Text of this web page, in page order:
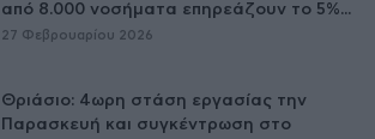
από 8.000 νοσήματα επηρεάζουν το 5%...
27 Φεβρουαρίου 2026
Θριάσιο: 4ωρη στάση εργασίας την
Παρασκευή και συγκέντρωση στο